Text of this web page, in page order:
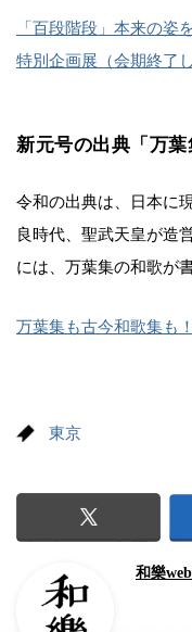
「百段階段」本来の姿
特別企画展（会期終了
新元号の出典「万
令和の出典は、日本に
良時代、聖武天皇が造
には、万葉集の和歌が
万葉集も古今和歌集も
東京
和樂